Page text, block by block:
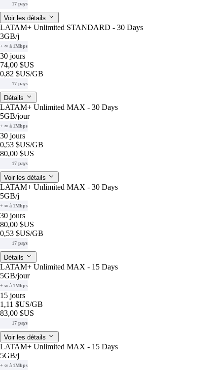
17 pays
Voir les détails
LATAM+ Unlimited STANDARD - 30 Days
3GB/j
+ ∞ à 1Mbps
30 jours
74,00 $US
0,82 $US/GB
17 pays
Détails
LATAM+ Unlimited MAX - 30 Days
5GB/jour
+ ∞ à 1Mbps
30 jours
0,53 $US/GB
80,00 $US
17 pays
Voir les détails
LATAM+ Unlimited MAX - 30 Days
5GB/j
+ ∞ à 1Mbps
30 jours
80,00 $US
0,53 $US/GB
17 pays
Détails
LATAM+ Unlimited MAX - 15 Days
5GB/jour
+ ∞ à 1Mbps
15 jours
1,11 $US/GB
83,00 $US
17 pays
Voir les détails
LATAM+ Unlimited MAX - 15 Days
5GB/j
+ ∞ à 1Mbps